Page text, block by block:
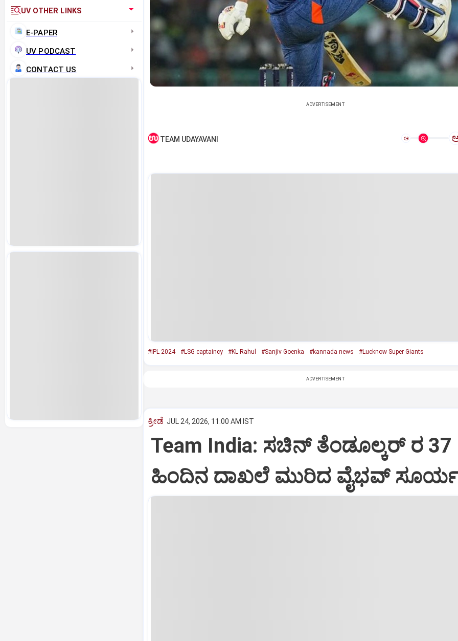
UV OTHER LINKS
E-PAPER
UV PODCAST
CONTACT US
ADVERTISEMENT
TEAM UDAYAVANI ಅ
#IPL 2024 #LSG captaincy #KL Rahul #Sanjiv Goenka #kannada news #Lucknow Super Giants
ADVERTISEMENT
ಕ್ರೀಡೆ JUL 24, 2026, 11:00 AM IST
Team India: ಸಚಿನ್‌ ತೆಂಡೂಲ್ಕರ್‌ ರ
ಹಿಂದಿನ ದಾಖಲೆ ಮುರಿದ ವೈಭವ್‌